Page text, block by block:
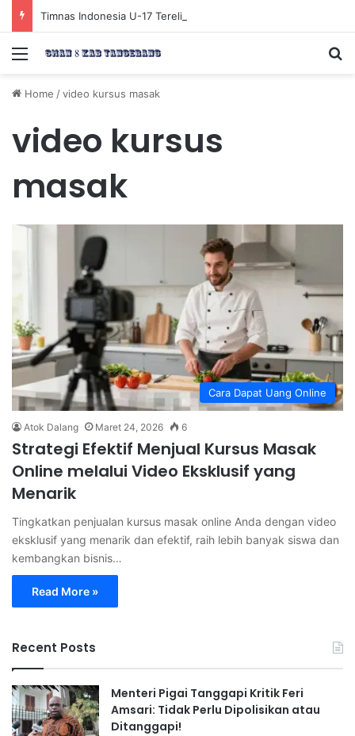
Menu
Home /video kursus masak
video kursus
masak
Cara Dapat Uang Online
Atok Dalang Maret 24, 2026 6
Strategi Efektif Menjual Kursus Masak
Online melalui Video Eksklusif yang
Menarik
Tingkatkan penjualan kursus masak online Anda dengan video
eksklusif yang menarik dan efektif, raih lebih banyak siswa dan
kembangkan bisnis…
Read More »
Recent Posts
Menteri Pigai Tanggapi Kritik Feri
Amsari: Tidak Perlu Dipolisikan atau
Ditanggapi!